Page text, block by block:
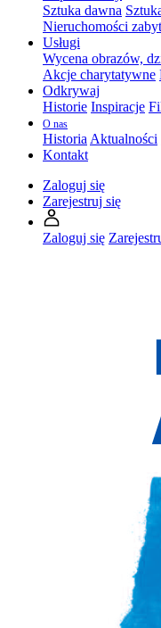
Sztuka dawna
Nieruchomości
Usługi
Wycena obrazów,
Akcje charytatywne
Odkrywaj
Historie Inspiracje
O nas
Historia Aktualności
Kontakt
Zaloguj się
Zarejestruj się
Zaloguj się